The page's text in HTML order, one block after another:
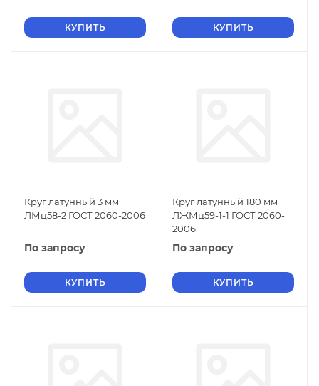
КУПИТЬ КУПИТЬ
Круг латунный 3 мм
ЛМц58-2 ГОСТ 2060-2006
По запросу
КУПИТЬ
Круг латунный 180 мм
ЛЖМц59-1-1 ГОСТ 2060-
2006
По запросу
КУПИТЬ